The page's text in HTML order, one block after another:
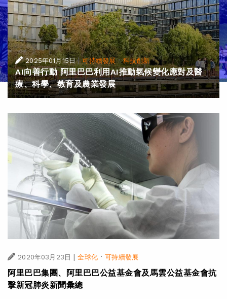
2025年01月15日 |可持續發展·科技創新
AI向善行動 阿里巴巴利用AI推動氣候變化應對及醫
療、科學、教育及農業發展
2020年03月23日 | 全球化·可持續發展
阿里巴巴集團、阿里巴巴公益基金會及馬雲公益基金會抗
擊新冠肺炎新聞彙總